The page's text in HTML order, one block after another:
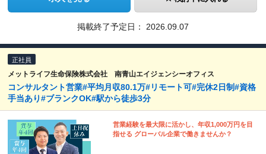
掲載終了予定日： 2026.09.07
正社員
メットライフ生命保険株式会社 南青山エイジェンシーオフィス
コンサルタント営業#平均月収80.1万#リモート可#完休2日制#資格
手当あり#ブランクOK#駅から徒歩3分
営業経験を最大限に活かし、年収1,000万円を目
指せる グローバル企業で働きませんか？